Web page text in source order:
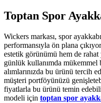
Toptan Spor
Wickers markası, spor
performansıyla ön plana
estetik görünümü hem de rahat
günlük kullanımda mükemmel
alımlarınızda bu ürünü tercih
müşteri portföyünüzü
fiyatlarla bu ürünü temin
modeli için toptan spor